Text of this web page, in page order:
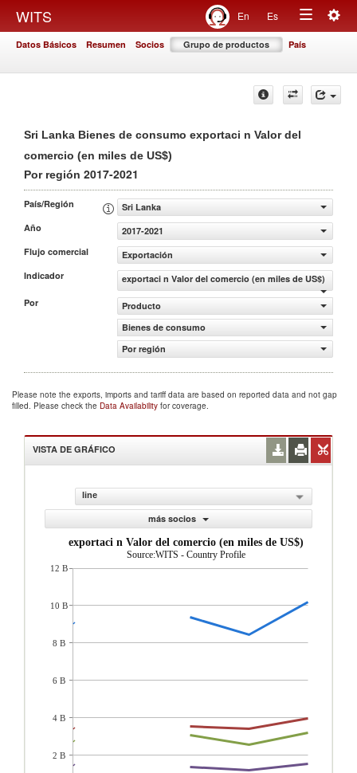
WITS En Es
Toggle
Datos Básicos Resumen Socios Grupo de productos País
Sri Lanka Bienes de consumo exportaci n Valor del
comercio (en miles de US$)
Por región 2017-2021
País/Región
Sri Lanka
Año
2017-2021
Flujo comercial
Exportación
Indicador
exportaci n Valor del comercio (en miles de US$)
Por
Producto
Bienes de consumo
Por región
Please note the exports, imports and tariff data are based on reported data and not gap
filled. Please check the Data Availability for coverage.
VISTA DE GRÁFICO
line
más socios
exportaci n Valor del comercio (en miles de US$)
Source:WITS - Country Profile
12 B
10 B
8 B
6 B
4 B
2 B